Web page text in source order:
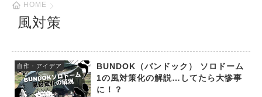
HOME
風対策
BUNDOK（バンドック） ソロドーム
1の風対策化の解説…してたら大惨事
に！？
自作・アイデア